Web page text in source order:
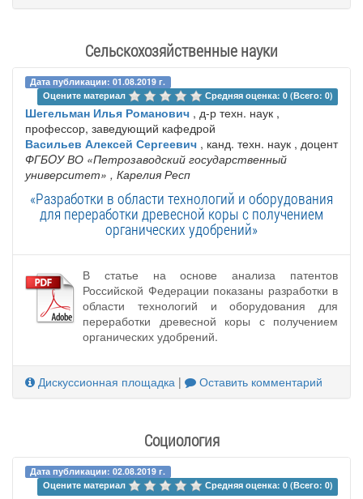
Сельскохозяйственные науки
Дата публикации: 01.08.2019 г.
Оцените материал
Средняя оценка: 0 (Всего: 0)
Шегельман Илья Романович , д-р техн. наук ,
профессор, заведующий кафедрой
Васильев Алексей Сергеевич , канд. техн. наук , доцент
ФГБOУ ВО «Петрозаводский государственный
университет» , Карелия Респ
«Разработки в области технологий и оборудования
для переработки древесной коры с получением
органических удобрений»
В статье на основе анализа патентов
Российской Федерации показаны разработки в
области технологий и оборудования для
переработки древесной коры с получением
органических удобрений.
Дискуссионная площадка | Оставить комментарий
Социология
Дата публикации: 02.08.2019 г.
Оцените материал
Средняя оценка: 0 (Всего: 0)